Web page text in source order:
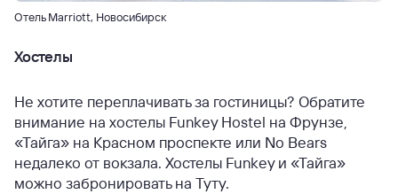
Отель Marriott, Новосибирск
Хостелы
Не хотите переплачивать за гостиницы? Обратите
внимание на хостелы Funkey Hostel на Фрунзе,
«Тайга» на Красном проспекте или No Bears
недалеко от вокзала. Хостелы Funkey и «Тайга»
можно забронировать на Туту.